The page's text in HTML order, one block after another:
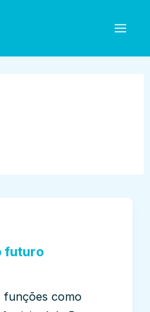
futuro
funções como